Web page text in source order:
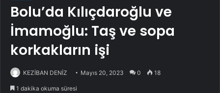
Bolu’da Kılıçdaroğlu ve
İmamoğlu: Taş ve sopa
korkakların işi
KEZİBAN DENİZ Mayıs 20, 2023 0 18
1 dakika okuma süresi